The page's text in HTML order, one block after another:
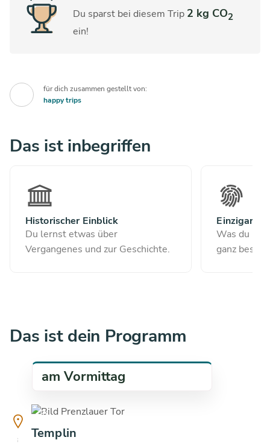
Du sparst bei diesem Trip 2 kg CO2
ein!
für dich zusammen gestellt von:
happy trips
Das ist inbegriffen
Historischer Einblick
Du lernst etwas über
Vergangenes und zur Geschichte.
Einzigartig
Was du
ganz
Das ist dein Programm
am Vormittag
copyright
Templin